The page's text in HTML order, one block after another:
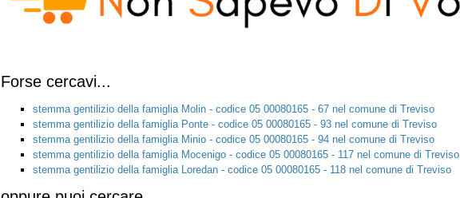
Forse cercavi...
stemma gentilizio della famiglia Molin - codice 05 00080165 - 67 nel comune di Treviso
stemma gentilizio della famiglia Ponte - codice 05 00080165 - 93 nel comune di Treviso
stemma gentilizio della famiglia Minio - codice 05 00080165 - 94 nel comune di Treviso
stemma gentilizio della famiglia Mocenigo - codice 05 00080165 - 117 nel comune di Treviso
stemma gentilizio della famiglia Loredan - codice 05 00080165 - 118 nel comune di Treviso